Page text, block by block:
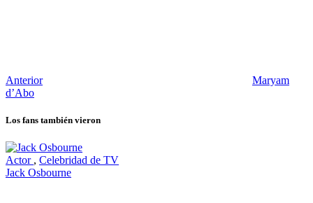
Anterior
Maryam
d’Abo
Los fans también vieron
Actor , Celebridad de TV
Jack Osbourne